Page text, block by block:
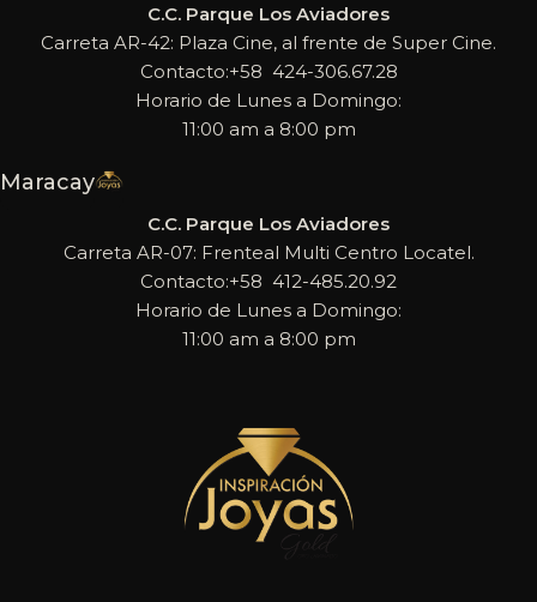
C.C. Parque Los Aviadores
Carreta AR-42: Plaza Cine, al frente de Super Cine.
Contacto:+58 424-306.67.28
Horario de Lunes a Domingo:
11:00 am a 8:00 pm
Maracay
C.C. Parque Los Aviadores
Carreta AR-07: Frenteal Multi Centro Locatel.
Contacto:+58 412-485.20.92
Horario de Lunes a Domingo:
11:00 am a 8:00 pm